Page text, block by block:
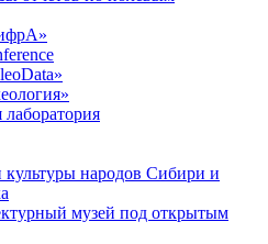
лаборатория
народов Сибири и
музей под открытым